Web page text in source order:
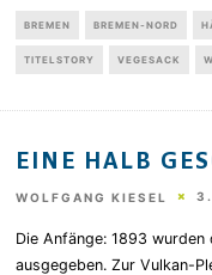
BREMEN BREMEN-NORD
TITELSTORY VEGESACK
EINE HALB
WOLFGANG KIESEL 3.
Die Anfänge: 1893
ausgegeben. Zur Vulkan-